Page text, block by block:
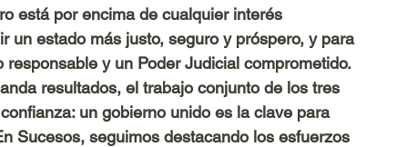
está por encima de cualquier interés
un estado más justo, seguro y próspero, y para
y un Poder Judicial comprometido.
resultados, el trabajo conjunto de los tres
un gobierno unido es la clave para
Sucesos, seguimos destacando los esfuerzos